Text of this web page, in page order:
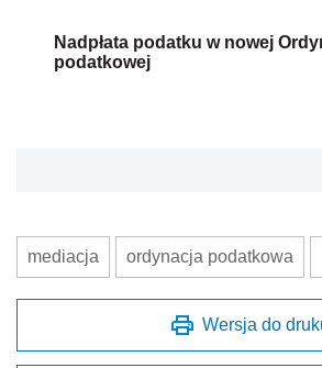
Nadpłata podatku w nowej
podatkowej
mediacja ordynacja podatkowa
Wersja do